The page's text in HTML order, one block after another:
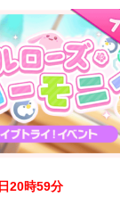
20時59分